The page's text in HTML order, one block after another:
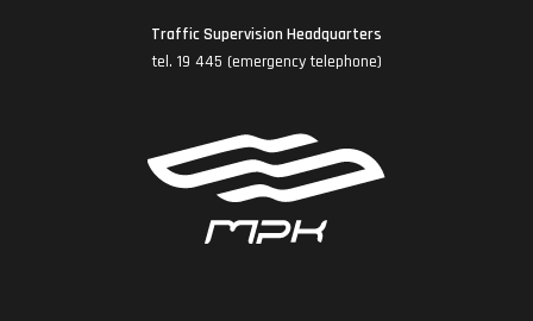
Traffic Supervision Headquarters
tel. 19 445 (emergency telephone)